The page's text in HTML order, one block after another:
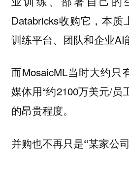
Databricks收购它，本质
训练平台、团队和企业AI
而MosaicML当时大约只
媒体用“约2100万美元/员
的昂贵程度。
并购也不再只是“某家公